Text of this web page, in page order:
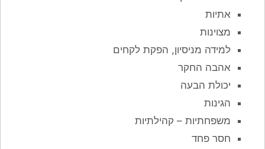
אתיות
מצוינות
למידה מניסיון, הפקת לקחים
אהבה החקר
יכולת הבעה
הגינות
משפחתיות – קהילתיות
חסר פחד